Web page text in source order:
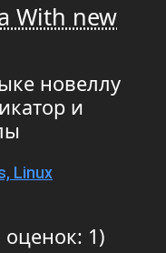
With new
новеллу
и
Linux
оценок: 1)